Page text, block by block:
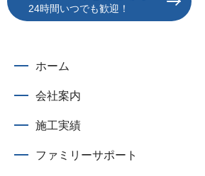
24時間いつでも歓迎！
ホーム
会社案内
施工実績
ファミリーサポート